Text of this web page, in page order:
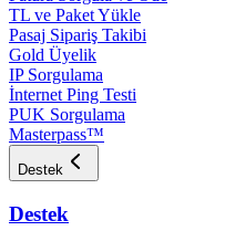
TL ve Paket Yükle
Pasaj Sipariş Takibi
Gold Üyelik
IP Sorgulama
İnternet Ping Testi
PUK Sorgulama
Masterpass™
Destek
Destek